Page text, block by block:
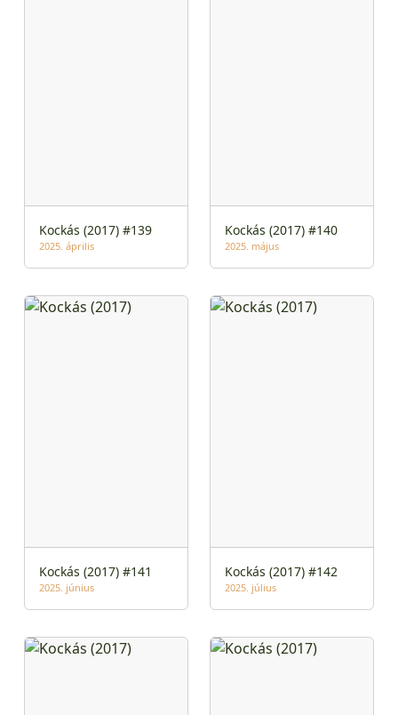
Kockás (2017) #139
2025. április
Kockás (2017) #140
2025. május
Kockás (2017) #141
2025. június
Kockás (2017) #142
2025. július